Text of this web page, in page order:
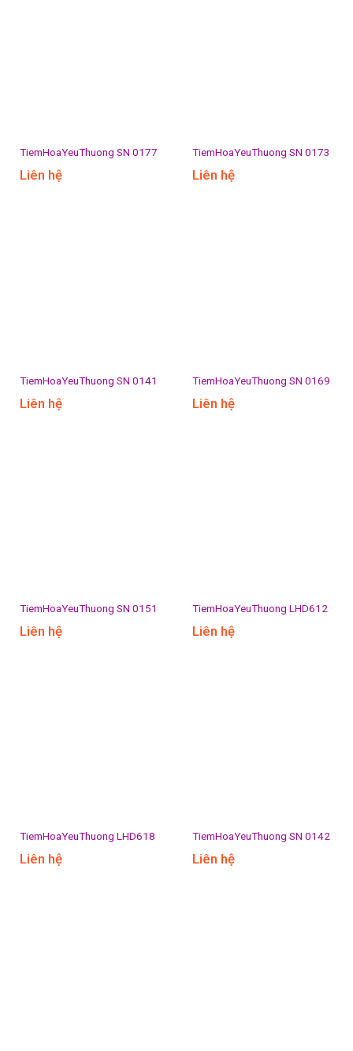
TiemHoaYeuThuong SN 0177
Liên hệ
TiemHoaYeuThuong SN 0173
Liên hệ
TiemHoaYeuThuong SN 0141
Liên hệ
TiemHoaYeuThuong SN 0169
Liên hệ
TiemHoaYeuThuong SN 0151
Liên hệ
TiemHoaYeuThuong LHD612
Liên hệ
TiemHoaYeuThuong LHD618
Liên hệ
TiemHoaYeuThuong SN 0142
Liên hệ